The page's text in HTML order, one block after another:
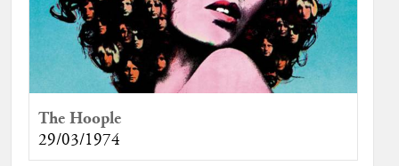
The Hoople
29/03/1974